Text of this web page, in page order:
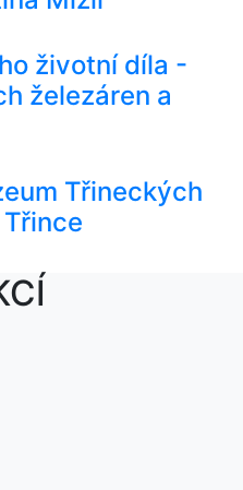
životní díla -
železáren a
Třineckých